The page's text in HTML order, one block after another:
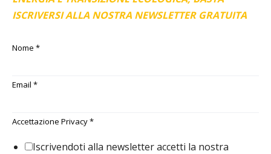
ISCRIVERSI ALLA NOSTRA NEWSLETTER GRATUITA
Nome *
Email *
Accettazione Privacy*
Iscrivendoti alla newsletter accetti la nostra